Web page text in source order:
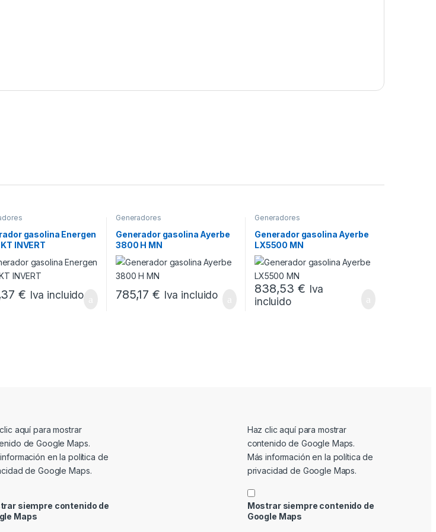
gasolina Energen
INVERT
€ Iva incluido
Generadores
Generador gasolina Ayerbe
3800 H MN
785,17€ Iva incluido
Generadores
Generador gasolina Ayerbe
LX5500 MN
838,53€ Iva
incluido
contenido de Google Maps
aquí para mostrar
de Google Maps.
en la política de
de Google Maps.
siempre contenido de
Maps
Mostrar contenido de Google Maps
Haz clic aquí para mostrar
contenido de Google Maps.
Más información en la política de
privacidad de Google Maps.
Mostrar siempre contenido de
Google Maps